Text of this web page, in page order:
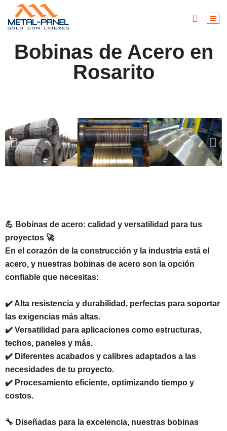
Bobinas de Acero en
Rosarito
💪 Bobinas de acero: calidad y versatilidad para tus
proyectos 🚀
En el corazón de la construcción y la industria está el
acero, y nuestras bobinas de acero son la opción
confiable que necesitas:
✔️ Alta resistencia y durabilidad, perfectas para soportar
las exigencias más altas.
✔️ Versatilidad para aplicaciones como estructuras,
techos, paneles y más.
✔️ Diferentes acabados y calibres adaptados a las
necesidades de tu proyecto.
✔️ Procesamiento eficiente, optimizando tiempo y
costos.
🔧 Diseñadas para la excelencia, nuestras bobinas